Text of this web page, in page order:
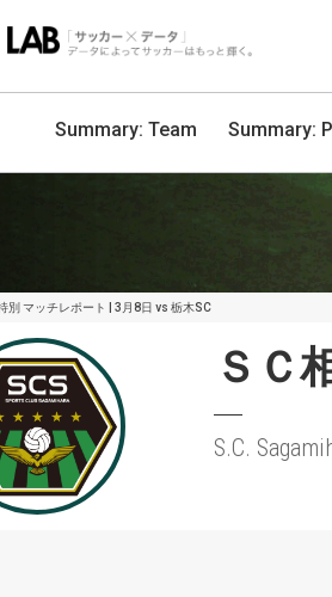
Summary: Team Summary:
別 マッチレポート | 3月8日 vs 栃木SC
ＳＣ
S.C.